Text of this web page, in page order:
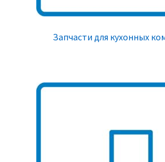
Запчасти для кухонных